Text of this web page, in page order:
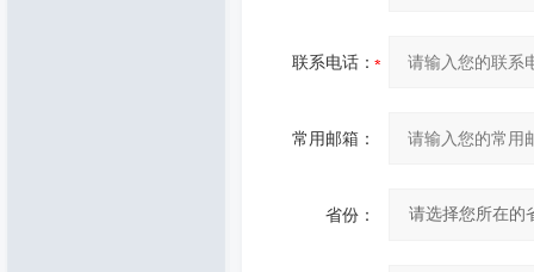
联系电话：
常用邮箱：
省份：